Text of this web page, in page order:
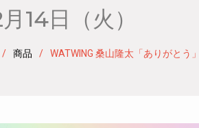
14日（火）
商品 WATWING 桑山隆太「ありがとう